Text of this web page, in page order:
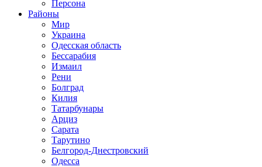
Персона
Районы
Мир
Украина
Одесская область
Бессарабия
Измаил
Рени
Болград
Килия
Татарбунары
Арциз
Сарата
Тарутино
Белгород-Днестровский
Одесса